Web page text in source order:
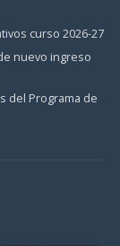
curso 2026-27
nuevo ingreso
del Programa de